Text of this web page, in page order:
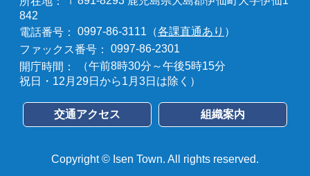
842
電話番号：
0997-86-3111（各課直通あり ）
ファックス番号：
0997-86-2301
開庁時間：
（午前8時30分～午後5時15分
祝日・12月29日から1月3日は除く）
交通アクセス 組織案内
Copyright © Isen Town. All rights reserved.